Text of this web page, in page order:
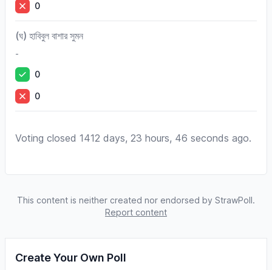
0
(ঘ) হাবিবুল বাশার সুমন
-
0
0
Voting closed 1412 days, 23 hours, 46 seconds ago.
This content is neither created nor endorsed by StrawPoll.
Report content
Create Your Own Poll